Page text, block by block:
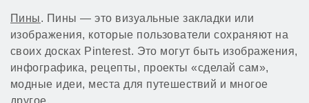
Пины. Пины — это визуальные закладки или
изображения, которые пользователи сохраняют на
своих досках Pinterest. Это могут быть изображения,
инфографика, рецепты, проекты «сделай сам»,
модные идеи, места для путешествий и многое